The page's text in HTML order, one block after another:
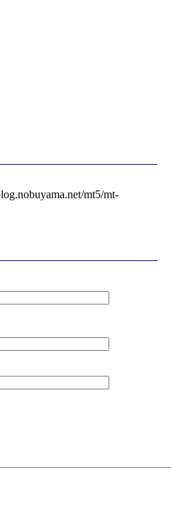
mt5/mt-